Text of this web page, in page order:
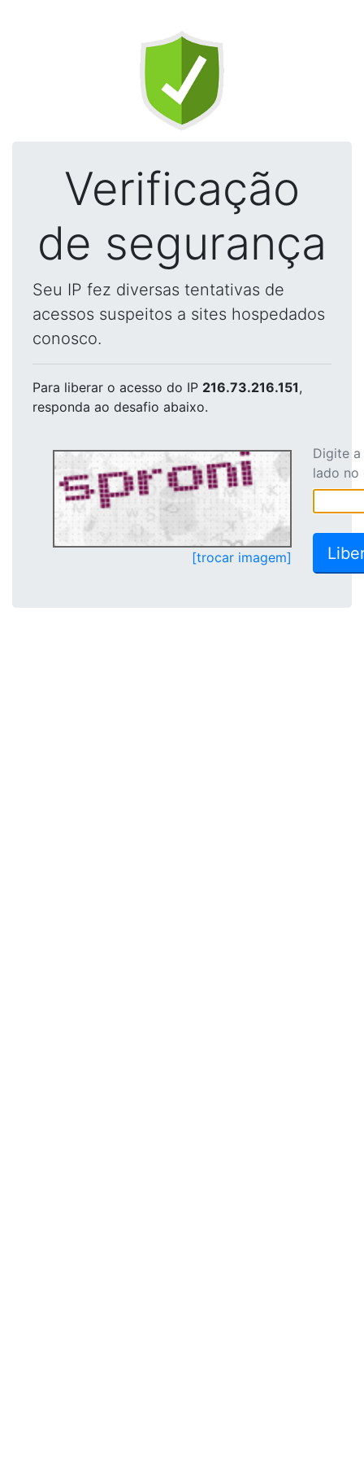
Verificação
de segurança
Seu IP fez diversas tentativas de
acessos suspeitos a sites hospedados
conosco.
Para liberar o acesso do IP 216.73.216.151,
responda ao desafio abaixo.
[trocar imagem]
Digite
lado no